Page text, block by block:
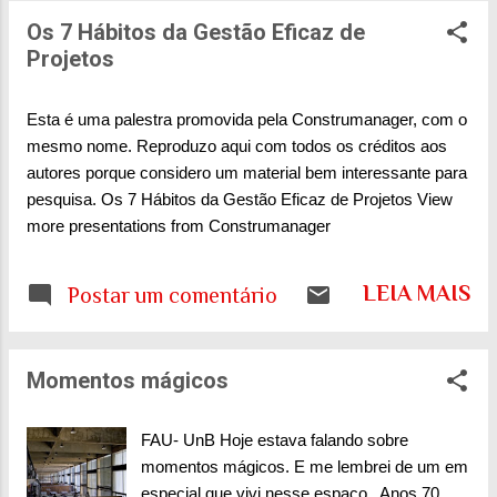
pelas suas inúmeras possibilidades de nos
Os 7 Hábitos da Gestão Eficaz de
Projetos
Esta é uma palestra promovida pela Construmanager, com o
mesmo nome. Reproduzo aqui com todos os créditos aos
autores porque considero um material bem interessante para
pesquisa. Os 7 Hábitos da Gestão Eficaz de Projetos View
more presentations from Construmanager
Postar um comentário LEIA MAIS
Momentos mágicos
FAU- UnB Hoje estava falando sobre
momentos mágicos. E me lembrei de um em